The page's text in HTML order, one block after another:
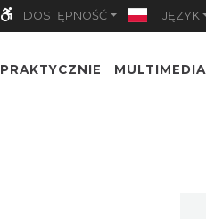
DOSTĘPNOŚĆ JĘZYK
PRAKTYCZNIE MULTIMEDIA